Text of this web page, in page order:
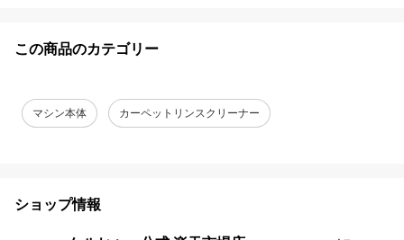
この商品のカテゴリー
マシン本体 カーペットリンスクリーナー
ショップ情報